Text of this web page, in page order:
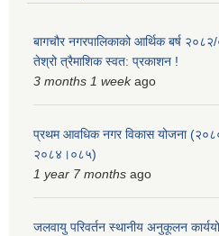
बागचौर नगरपालिकाको आर्थिक बर्ष
तेश्रो त्रैमाशिक स्वत: प्रकाशन !
3 months 1 weekago
प्रथम आवधिक नगर विकास योजना
२०८४।०८५)
1 year 7 months ago
जलवायु परिवर्तन स्थानीय अनुकूलन